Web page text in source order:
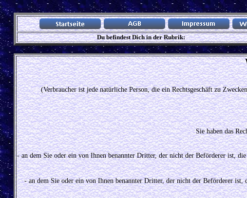
Du befindest Dich in der Rubrik:
(Verbraucher ist jede natürliche Person, die ein Rechtsgeschäft zu
Sie haben das
- an dem Sie oder ein von Ihnen benannter Dritter, der nicht der Beförderer ist,
- an dem Sie oder ein von Ihnen benannter Dritter, der nicht der Beförderer ist,